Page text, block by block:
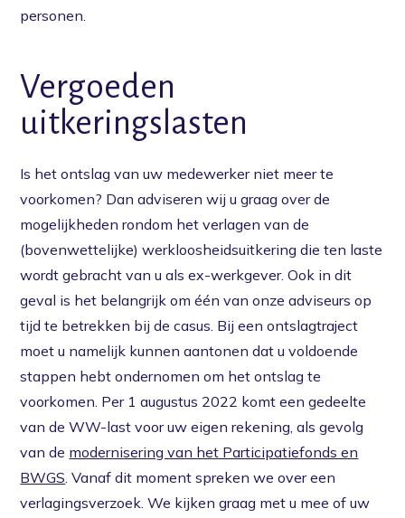
personen.
Vergoeden
uitkeringslasten
Is het ontslag van uw medewerker niet meer te
voorkomen? Dan adviseren wij u graag over de
mogelijkheden rondom het verlagen van de
(bovenwettelijke) werkloosheidsuitkering die ten laste
wordt gebracht van u als ex-werkgever. Ook in dit
geval is het belangrijk om één van onze adviseurs op
tijd te betrekken bij de casus. Bij een ontslagtraject
moet u namelijk kunnen aantonen dat u voldoende
stappen hebt ondernomen om het ontslag te
voorkomen. Per 1 augustus 2022 komt een gedeelte
van de WW-last voor uw eigen rekening, als gevolg
van de modernisering van het Participatiefonds en
BWGS. Vanaf dit moment spreken we over een
verlagingsverzoek. We kijken graag met u mee of uw